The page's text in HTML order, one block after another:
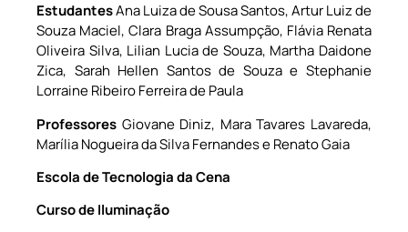
EstudantesAna Luiza de Sousa Santos, Artur Luiz de
Souza Maciel, Clara Braga Assumpção, Flávia Renata
Oliveira Silva, Lilian Lucia de Souza, Martha Daidone
Zica, Sarah Hellen Santos de Souza e Stephanie
Lorraine Ribeiro Ferreira de Paula
Professores Giovane Diniz, Mara Tavares Lavareda,
Marília Nogueira da Silva Fernandes e Renato Gaia
Escola de Tecnologia da Cena
Curso de Iluminação